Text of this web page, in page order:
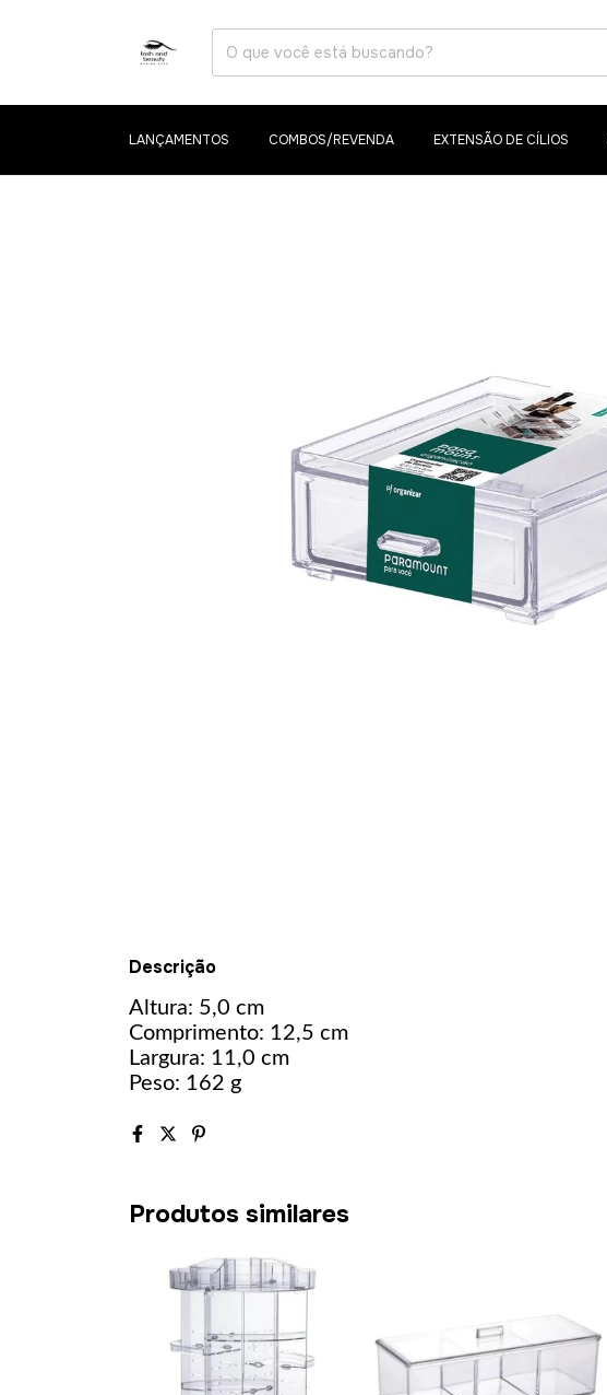
LANÇAMENTOS COMBOS/REVENDA EXTENSÃO DE CÍLIOS
Descrição
Altura: 5,0 cm
Comprimento: 12,5 cm
Largura: 11,0 cm
Peso: 162 g
Produtos similares